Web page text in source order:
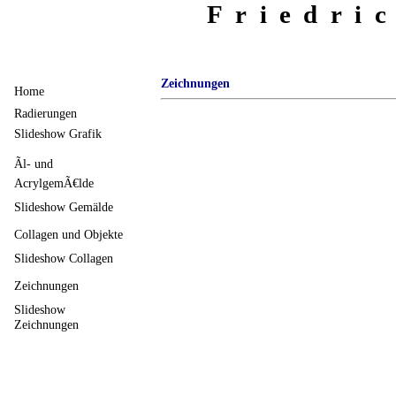
Zeichnungen
Home
Radierungen
Slideshow Grafik
Ãl- und
AcrylgemÃ€lde
Slideshow Gemälde
Collagen und Objekte
Slideshow Collagen
Zeichnungen
Slideshow
Zeichnungen